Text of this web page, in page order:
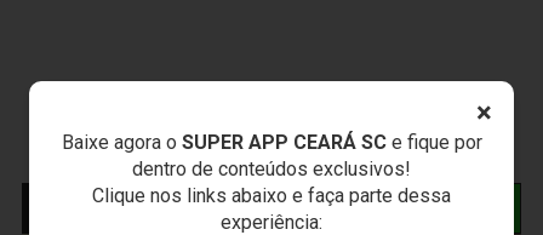
×
Baixe agora o SUPER APP CEARÁ SCe fique por
dentro de conteúdos exclusivos!
Clique nos links abaixo e faça parte dessa
experiência:
NOTÍCIAS RELACIONADAS